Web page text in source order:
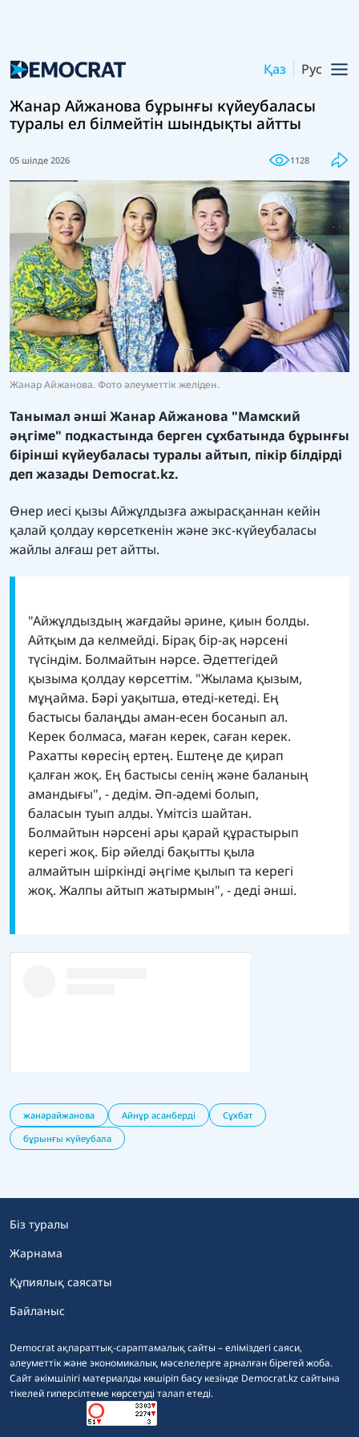
Қаз Рус
Жанар Айжанова бұрынғы күйеубаласы
туралы ел білмейтін шындықты айтты
05 шілде 2026 1128
Жанар Айжанова. Фото әлеуметтік желіден.
Танымал әнші Жанар Айжанова "Мамский
әңгіме" подкастында берген сұхбатында бұрынғы
бірінші күйеубаласы туралы айтып, пікір білдірді
деп жазады Democrat.kz.
Өнер иесі қызы Айжұлдызға ажырасқаннан кейін
қалай қолдау көрсеткенін және экс-күйеубаласы
жайлы алғаш рет айтты.
"Айжұлдыздың жағдайы әрине, қиын болды.
Айтқым да келмейді. Бірақ бір-ақ нәрсені
түсіндім. Болмайтын нәрсе. Әдеттегідей
қызыма қолдау көрсеттім. "Жылама қызым,
мұңайма. Бәрі уақытша, өтеді-кетеді. Ең
бастысы балаңды аман-есен босанып ал.
Керек болмаса, маған керек, саған керек.
Рахатты көресің ертең. Ештеңе де қирап
қалған жоқ. Ең бастысы сенің және баланың
амандығы", - дедім. Әп-әдемі болып,
баласын туып алды. Үмітсіз шайтан.
Болмайтын нәрсені ары қарай құрастырып
керегі жоқ. Бір әйелді бақытты қыла
алмайтын шіркінді әңгіме қылып та керегі
жоқ. Жалпы айтып жатырмын", - деді әнші.
жанарайжанова Айнұр асанберді
Сұхбат
бұрынғы күйеубала
Democrat ақпараттық-сараптамалық сайты – еліміздегі саяси,
әлеуметтік және экономикалық мәселелерге арналған бірегей жоба.
Сайт әкімшілігі материалды көшіріп басу кезінде Democrat.kz сайтына
тікелей гиперсілтеме көрсетуді талап етеді.
Біз туралы
Жарнама
Құпиялық саясаты
Байланыс